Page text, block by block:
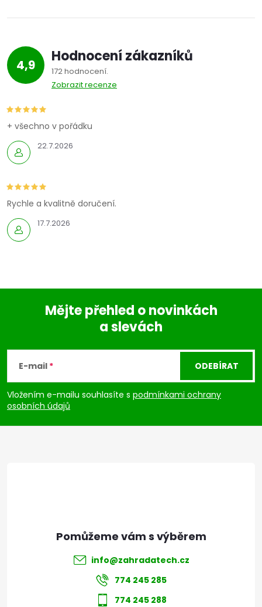
4,9 Hodnocení zákazníků
172 hodnocení
Zobrazit recenze
22.7.2026
+ všechno v pořádku
17.7.2026
Rychle a kvalitně doručení.
p
a
Mějte přehled o novinkách
a slevách
E-mail
Vložením e-mailu souhlasíte s podmínkami ochrany
osobních údajů
ODEBÍRAT
info@zahradatech.cz
774 245 285
774 245 288